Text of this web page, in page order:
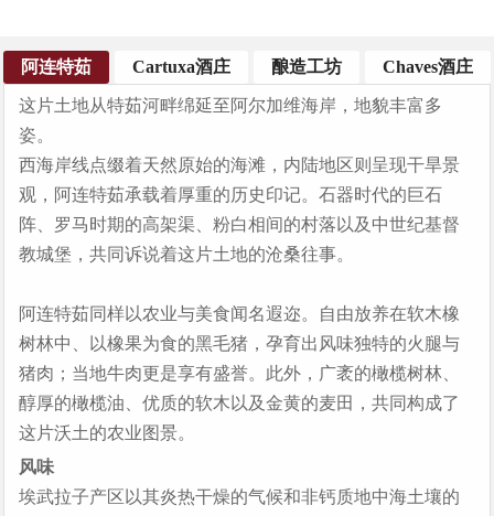
阿连特茹 Cartuxa酒庄 酿造工坊 Chaves酒庄
这片土地从特茹河畔绵延至阿尔加维海岸，地貌丰富多
姿。
西海岸线点缀着天然原始的海滩，内陆地区则呈现干旱景
观，阿连特茹承载着厚重的历史印记。石器时代的巨石
阵、罗马时期的高架渠、粉白相间的村落以及中世纪基督
教城堡，共同诉说着这片土地的沧桑往事。
阿连特茹同样以农业与美食闻名遐迩。自由放养在软木橡
树林中、以橡果为食的黑毛猪，孕育出风味独特的火腿与
猪肉；当地牛肉更是享有盛誉。此外，广袤的橄榄树林、
醇厚的橄榄油、优质的软木以及金黄的麦田，共同构成了
这片沃土的农业图景。
风味
埃武拉子产区以其炎热干燥的气候和非钙质地中海土壤的
这两座酿酒厂是该国技术最先进的酒庄之一
第一座现代化精密生产设施建于2007年
◆ 每日2吨葡萄的冷藏处理能力
◆ 配备2台光学分选机进行葡萄筛选
◆ 采用重力自流原理输送葡萄
技术
◆ 耗水量比第一座酒厂减少70%
◆ 光伏板发电系统可在非采收期实现能源自给
◆ 年处理葡萄500万公斤
◆ 1000万升的存储容量